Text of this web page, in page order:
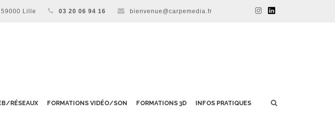
Lille 03 20 06 94 16 bienvenue@carpemedia.fr
RÉSEAUX FORMATIONS VIDÉO/SON FORMATIONS 3D INFOS PRATIQUES